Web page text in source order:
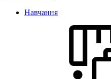
Навчання